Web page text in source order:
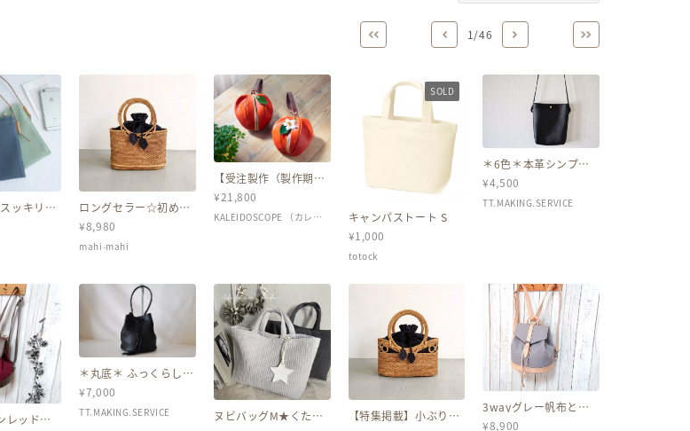
1 /46
ッキリ♪
ルダー 倉
グレ
ー・ミン
ロングセラー☆初めて
のカゴバッグに迷った
らこれ♪ バリ島 アタ
バッグ 紅葉 お花見
¥8,980
mahi-mahi
【受注製作（製作期間
約1.5〜2ヶ月）】栃木
レザー＊りんごの巾着
風ポーチ 「pomme」
朱赤 お花付き
¥21,800
KALEIDOSCOPE （カレイ
SOLD
キャンパストート S
¥1,000
totock
＊6色＊本革シンプル
サコッシュ
¥4,500
TT.MAKING.SERVICE
レッド８
＊丸底＊ ふっくらした
丸いシルエットの革巾
着
¥7,000
TT.MAKING.SERVICE ヌビバッグM★くたっ
と感が可愛い♪ ヌビバ
【特集掲載】小ぶりで
カワイイ♪ちょっとお
3wayグレー帆布とベ
ージュ合皮のリュック
P
¥8,900